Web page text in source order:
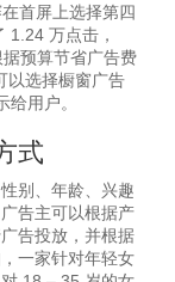
首屏上选择第四
1.24 万点击，
预算节省广告费
以选择橱窗广告
用户。
式
别、年龄、兴趣
告主可以根据产
告投放，并根据
一家针对年轻女